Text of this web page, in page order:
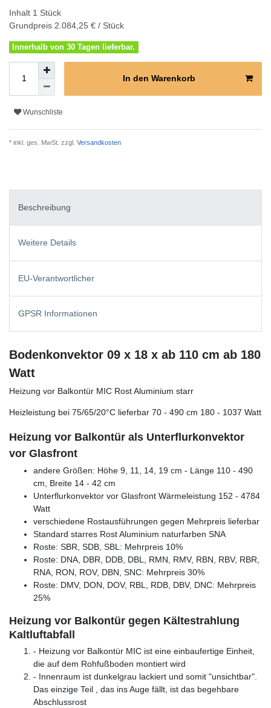
Inhalt 1 Stück
Grundpreis 2.084,25 € / Stück
Innerhalb von 30 Tagen lieferbar.
In den Warenkorb
Wunschliste
* inkl. ges. MwSt. zzgl. Versandkosten
Beschreibung
Weitere Details
EU-Verantwortlicher
GPSR Informationen
Bodenkonvektor 09 x 18 x ab 110 cm ab 180
Watt
Heizung vor Balkontür MIC Rost Aluminium starr
Heizleistung bei 75/65/20°C lieferbar 70 - 490 cm 180 - 1037 Watt
Heizung vor Balkontür als Unterflurkonvektor
vor Glasfront
andere Größen: Höhe 9, 11, 14, 19 cm - Länge 110 - 490
cm, Breite 14 - 42 cm
Unterflurkonvektor vor Glasfront Wärmeleistung 152 - 4784
Watt
verschiedene Rostausführungen gegen Mehrpreis lieferbar
Standard starres Rost Aluminium naturfarben SNA
Roste: SBR, SDB, SBL: Mehrpreis 10%
Roste: DNA, DBR, DDB, DBL, RMN, RMV, RBN, RBV, RBR,
RNA, RON, ROV, DBN, SNC: Mehrpreis 30%
Roste: DMV, DON, DOV, RBL, RDB, DBV, DNC: Mehrpreis
25%
Heizung vor Balkontür gegen Kältestrahlung
Kaltluftabfall
- Heizung vor Balkontür MIC ist eine einbaufertige Einheit,
die auf dem Rohfußboden montiert wird
- Innenraum ist dunkelgrau lackiert und somit "unsichtbar".
Das einzige Teil , das ins Auge fällt, ist das begehbare
Abschlussrost